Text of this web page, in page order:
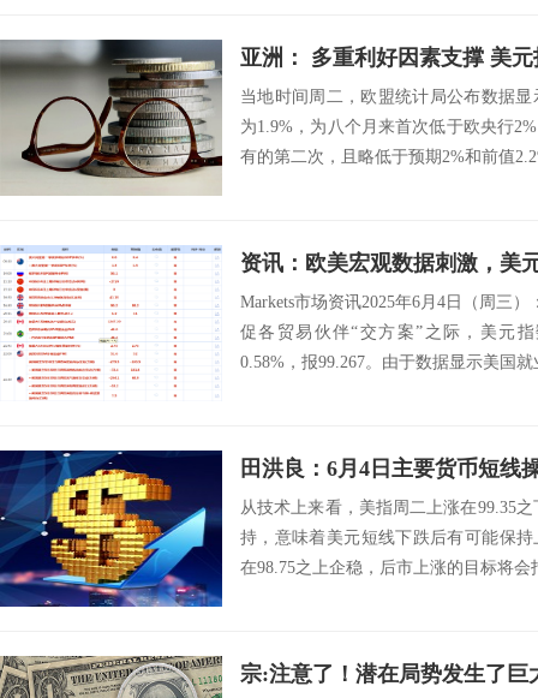
亚洲： 多重利好因素支撑 美
当地时间周二，欧盟统计局公布数据
为1.9%，为八个月来首次低于欧央行
有的第二次，且略低于预期2%和前值
Markets市场资讯2025年6月4日（周三
促各贸易伙伴“交方案”之际，美元
0.58%，报99.267。由于数据显示美国就
田洪良：6月4日主要货币
从技术上来看，美指周二上涨在99.35
持，意味着美元短线下跌后有可能保
在98.75之上企稳，后市上涨的目标将会
宗:注意了！潜在局势发生了巨